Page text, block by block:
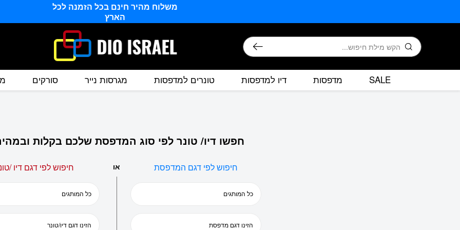
משלוח מהיר חינם בכל הזמנה לכל
הארץ
חיפוש
SALE מדפסות דיו למדפסות טונרים למדפסות מגרסות נייר סורקים
חפשו דיו/ טונר לפי סוג המדפסת שלכם בקלות
חיפוש לפי דגם המדפסת או חיפוש לפי דגם דיו /